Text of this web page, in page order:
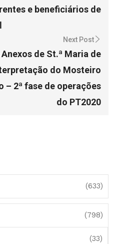
e beneficiários de
Next Post
de St.ª Maria de
do Mosteiro
– 2ª fase de operações
do PT2020
(633)
(798)
(33)